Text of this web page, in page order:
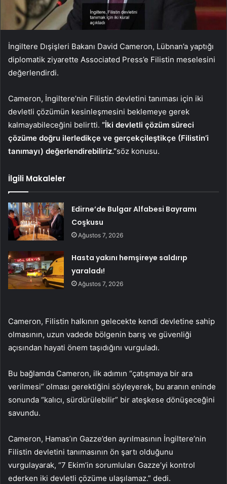
İngiltere Dışişleri Bakanı David Cameron, Lübnan’a yaptığı
diplomatik ziyarette Associated Press’e Filistin meselesini
değerlendirdi.
Cameron, İngiltere’nin Filistin devletini tanıması için iki
devletli çözümün kesinleşmesini beklemeye gerek
kalmayabileceğini belirtti. “İki devletli çözüm süreci
çözüme doğru ilerledikçe ve gerçekçileştikçe (Filistin’i
tanımayı) değerlendirebiliriz.”söz konusu.
İlgili Makaleler
Edirne’de Bulgar Alfabesi Bayramı
Coşkusu
Ağustos 7, 2026
Hasta yakını hemşireye saldırıp
yaraladı!
Ağustos 7, 2026
Cameron, Filistin halkının gelecekte kendi devletine sahip
olmasının, uzun vadede bölgenin barış ve güvenliği
açısından hayati önem taşıdığını vurguladı.
Bu bağlamda Cameron, ilk adımın “çatışmaya bir ara
verilmesi” olması gerektiğini söyleyerek, bu aranın eninde
sonunda “kalıcı, sürdürülebilir” bir ateşkese dönüşeceğini
savundu.
Cameron, Hamas’ın Gazze’den ayrılmasının İngiltere’nin
Filistin devletini tanımasının ön şartı olduğunu
vurgulayarak, “7 Ekim’in sorumluları Gazze’yi kontrol
ederken iki devletli çözüme ulaşılamaz.” dedi.